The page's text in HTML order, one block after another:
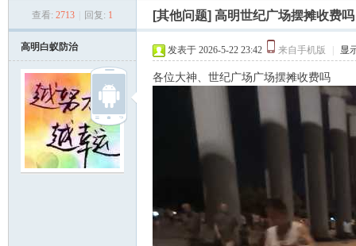
› ›
查看: 2713 回复: 1 [其他问题] 高明世纪广场摆摊收费吗
高明白蚁防治 发表于 2026-5-22 23:42 来自手机版 显
各位大神、世纪广场广场摆摊收费吗